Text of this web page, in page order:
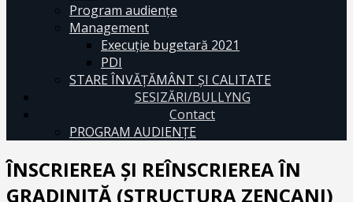
Program audiențe
Management
Execuţie bugetară 2021
PDI
STARE ÎNVĂȚĂMÂNT ȘI CALITATE
SESIZĂRI/BULLYNG
Contact
PROGRAM AUDIENŢE
ÎNSCRIEREA ŞI REÎNSCRIEREA ÎN
GRADINIŢĂ (STRUCTURA ZENCANI)